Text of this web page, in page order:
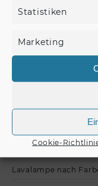
Statistiken
Marketing
Cookie-
Lavalampe nach
Foot,diameter
€1,10
Produkt kaufen